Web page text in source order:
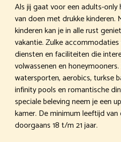
Als jij gaat voor een adults-only
van doen met drukke kinderen.
kinderen kan je in alle rust
vakantie. Zulke
diensten en faciliteiten die
volwassenen en
watersporten, aerobics, turkse
infinity pools en romantische
speciale beleving neem je een
kamer. De minimum leeftijd
doorgaans 18 t/m 21 jaar.